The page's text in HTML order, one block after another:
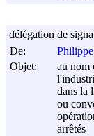
De:
Objet:
au nom
dans la
ou
arrêtés
délégation de